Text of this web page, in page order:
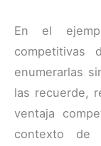
En el
competitivas
enumerarlas
las recuerde,
ventaja
contexto de